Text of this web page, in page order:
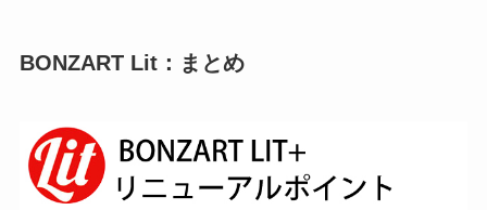
BONZART Lit：まとめ